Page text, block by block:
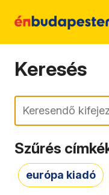
Keresés
Keresés
Szűrés
európa kiadó